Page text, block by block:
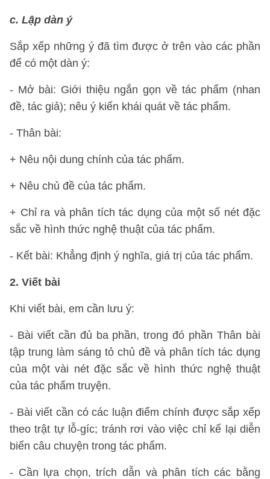
c. Lập dàn ý
Sắp xếp những ý đã tìm được ở trên vào các phần
để có một dàn ý:
- Mở bài: Giới thiệu ngắn gọn về tác phẩm (nhan
đề, tác giả); nêu ý kiến khái quát về tác phẩm.
- Thân bài:
+ Nêu nội dung chính của tác phẩm.
+ Nêu chủ đề của tác phẩm.
+ Chỉ ra và phân tích tác dụng của một số nét đặc
sắc về hình thức nghệ thuật của tác phẩm.
- Kết bài: Khẳng định ý nghĩa, giá trị của tác phẩm.
2. Viết bài
Khi viết bài, em cần lưu ý:
- Bài viết cần đủ ba phần, trong đó phần Thân bài
tập trung làm sáng tỏ chủ đề và phân tích tác dụng
của một vài nét đặc sắc về hình thức nghệ thuật
của tác phẩm truyện.
- Bài viết cần có các luận điểm chính được sắp xếp
theo trật tự lỗ-gíc; tránh rơi vào việc chỉ kể lại diễn
biến câu chuyện trong tác phẩm.
- Cần lựa chọn, trích dẫn và phân tích các bằng